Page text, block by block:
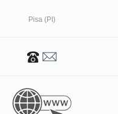
Pisa (PI)